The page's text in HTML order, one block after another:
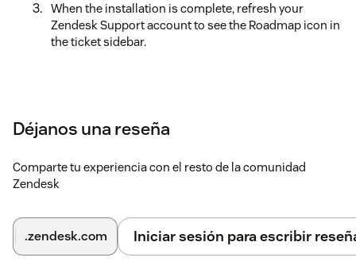
When the installation is complete, refresh your
Zendesk Support account to see the Roadmap icon in
the ticket sidebar.
Déjanos una reseña
Comparte tu experiencia con el resto de la comunidad
Zendesk
.zendesk.com Iniciar sesión para escribir